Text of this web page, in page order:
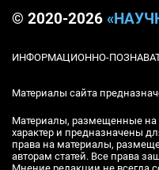
© 2020-2026
ИНФОРМАЦИОННО-
Материалы сайта
Материалы, размещенные на
характер и предназначены
права на материалы,
авторам статей. Все права